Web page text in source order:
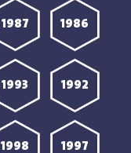
1986
1987
1992
1993
1997
1998